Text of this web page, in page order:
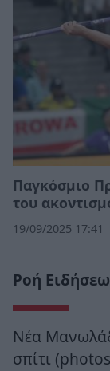
Παγκόσμιο
του
19/09/2025 17:41
Ροή
Νέα
σπίτι